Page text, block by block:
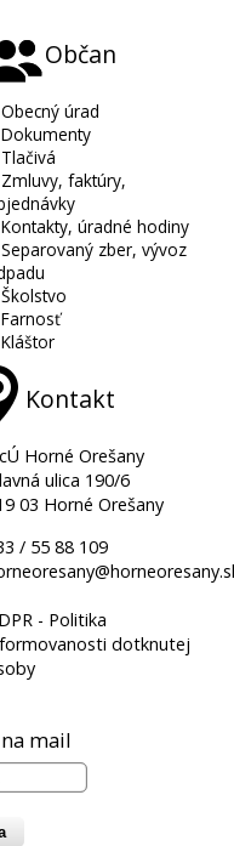
Občan
Obecný úrad
Dokumenty
Tlačivá
Zmluvy, faktúry,
Kontakty, úradné hodiny
Separovaný zber, vývoz
Školstvo
Farnosť
Kláštor
Kontakt
Horné Orešany
ulica 190/6
03 Horné Orešany
/ 55 88 109
- Politika
dotknutej
mail